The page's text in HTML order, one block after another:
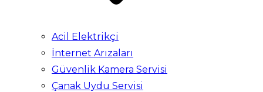
Acil Elektrikçi
İnternet Arızaları
Güvenlik Kamera Servisi
Çanak Uydu Servisi